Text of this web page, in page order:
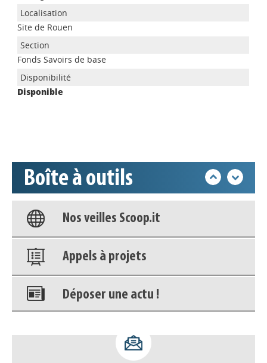
Site de Rouen
Fonds Savoirs de base
Disponible
Boîte à outils
Appels à projets
Base documentaire
Nos veilles Scoop.it
Appels à projets
Déposer une actu !
déconnecter)